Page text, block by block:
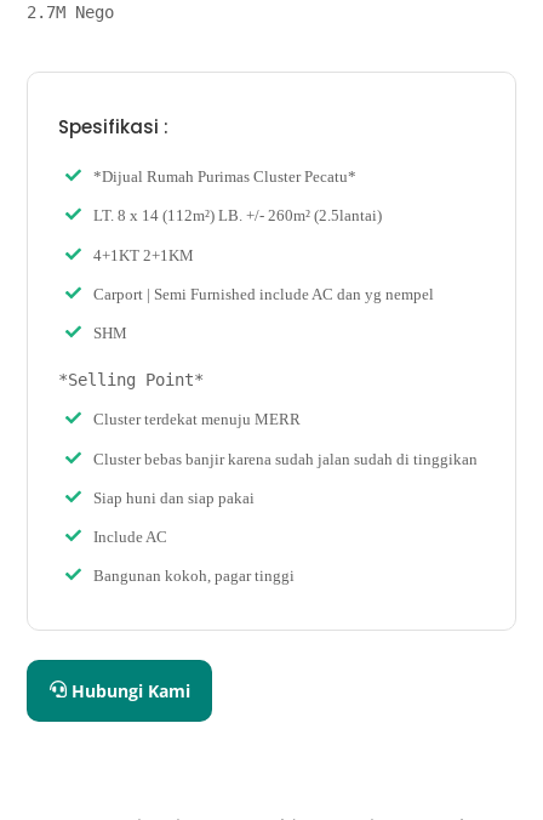
2.7M Nego
Spesifikasi :
*Dijual Rumah Purimas Cluster Pecatu*
LT. 8 x 14 (112m²) LB. +/- 260m² (2.5lantai)
4+1KT 2+1KM
Carport | Semi Furnished include AC dan yg nempel
SHM
*Selling Point*
Cluster terdekat menuju MERR
Cluster bebas banjir karena sudah jalan sudah di tinggikan
Siap huni dan siap pakai
Include AC
Bangunan kokoh, pagar tinggi
Hubungi Kami